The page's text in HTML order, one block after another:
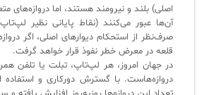
اصلی) بلند و نیرومند هستند، اما دروازه‌های
آن‌ها عبور می‌کنند (نقاط پایانی نظیر
صرف‌نظر از استحکام دیوارهای اصلی، اگر
قلعه در معرض خطر نفوذ قرار خواهد گرفت.
در جهان امروز، هر لپ‌تاپ، تبلت یا تلفن
دروازه‌هاست. با گسترش دورکاری و
پلاگین‌های سرویس دسک پلاس
کازیو
✦
ISO/IEC 20000
راهکارهای مدیریتی فناوری اطلاعات برای مراکز
✦
اصطلاحات و تعاریف مرتبط با ITIL4
لیست کامل 34 تمرین ITIL4
✦
✦
ثبت‌نام در دوره‌های آموزشی تخصصی
لیست دوره‌ها
مقالات آموزشی